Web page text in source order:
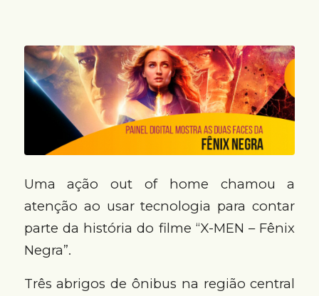
Uma ação out of home chamou a
atenção ao usar tecnologia para contar
parte da história do filme “X-MEN – Fênix
Negra”.
Três abrigos de ônibus na região central